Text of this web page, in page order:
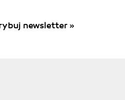
newsletter »